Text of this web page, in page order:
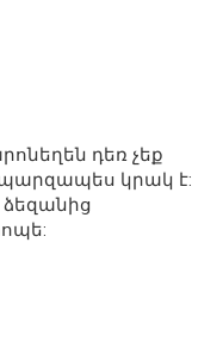
դեռ չեք
կրակ է: